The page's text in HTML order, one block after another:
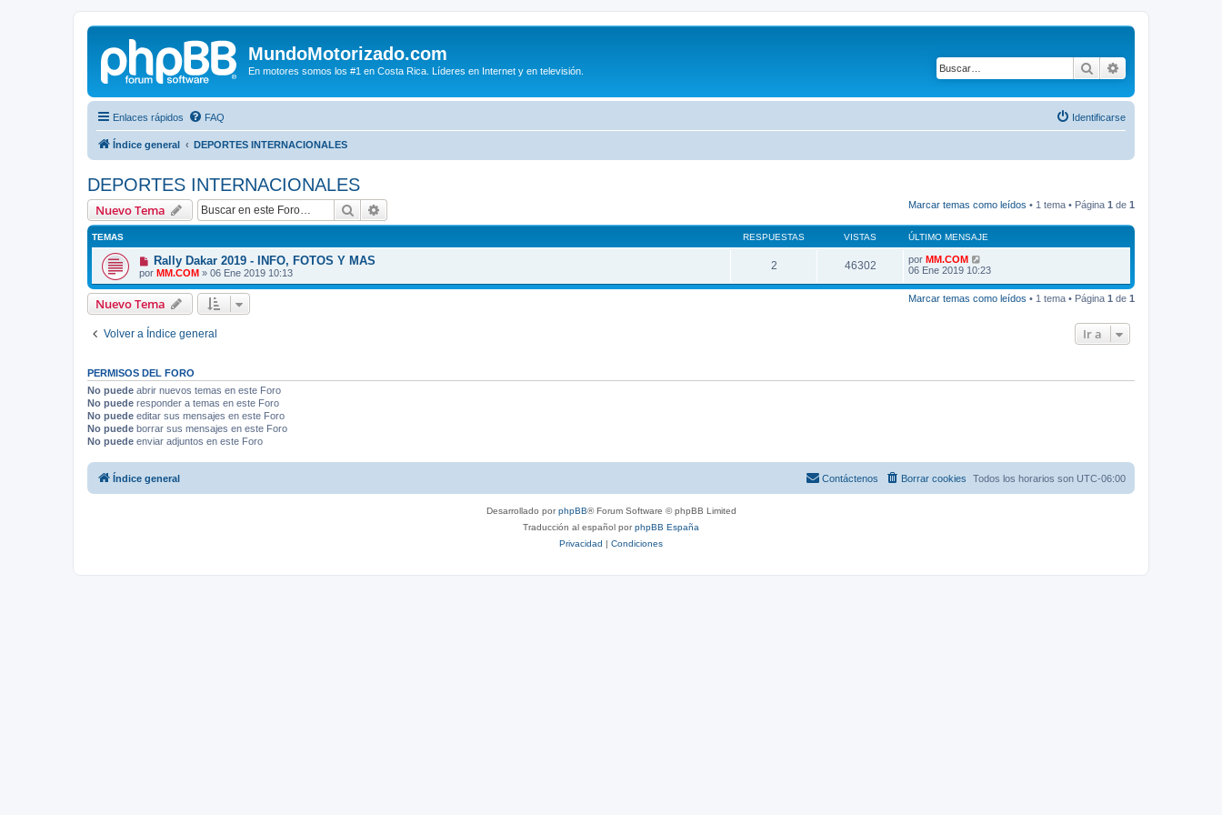
MundoMotorizado.com
En motores somos los #1 en Costa Rica. Líderes en Internet y en televisión. Buscar
Enlaces rápidos FAQ Identificarse
Índice general DEPORTES INTERNACIONALES
DEPORTES INTERNACIONALES
Nuevo Tema Buscar Marcar temas como leídos • 1 tema • Página 1 de 1
TEMAS RESPUESTAS VISTAS ÚLTIMO MENSAJE
Rally Dakar 2019 - INFO, FOTOS Y MAS
por MM.COM » 06 Ene 2019 10:13
2 46302 por MM.COM
06 Ene 2019 10:23
Nuevo Tema Marcar temas como leídos • 1 tema • Página 1 de 1
Volver a Índice general Ir a
PERMISOS DEL FORO
No puede abrir nuevos temas en este Foro
No puede responder a temas en este Foro
No puede editar sus mensajes en este Foro
No puede borrar sus mensajes en este Foro
No puede enviar adjuntos en este Foro
Índice general Todos los horarios son UTC-06:00
Borrar cookies
Contáctenos
Desarrollado porphpBB® Forum Software © phpBB Limited
Traducción al español porphpBB España
Privacidad | Condiciones